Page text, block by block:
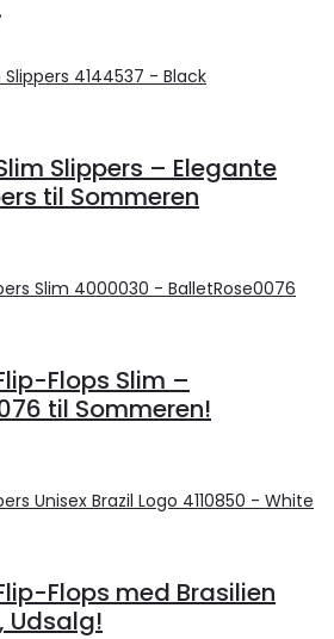
Slippers – Elegante
til Sommeren
Flops Slim –
til Sommeren!
Flops med Brasilien
Udsalg!